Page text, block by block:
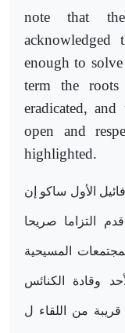
note that
enough to
term the
eradicated,
open and
highlighted.
الأول ساكو إن
التزاما صريحا
المسيحية
وقادة الكنائس
من اللقاء ل